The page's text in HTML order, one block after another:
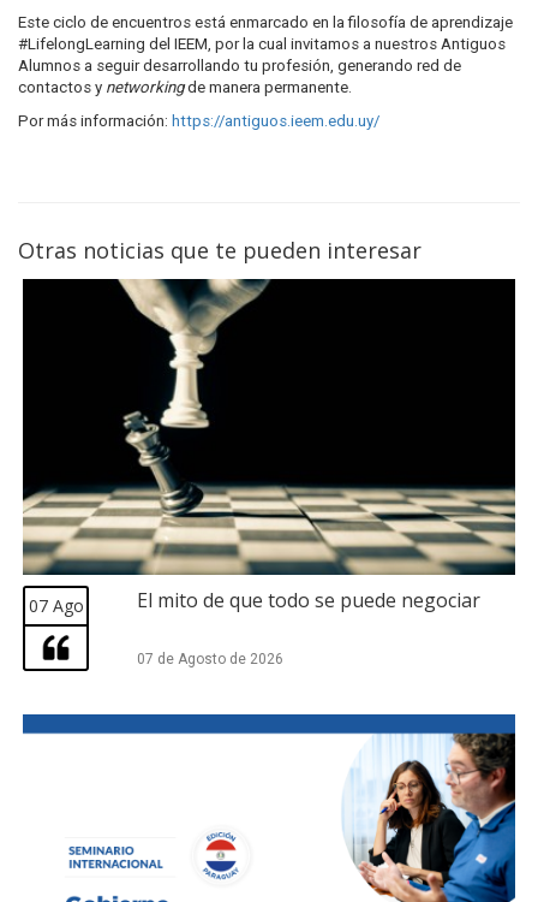
Este ciclo de encuentros está enmarcado en la filosofía de aprendizaje
#LifelongLearning del IEEM, por la cual invitamos a nuestros Antiguos
Alumnos a seguir desarrollando tu profesión, generando red de
contactos y networkingde manera permanente.
Por más información: https://antiguos.ieem.edu.uy/
Otras noticias que te pueden interesar
07 Ago El mito de que todo se puede negociar
07 de Agosto de 2026